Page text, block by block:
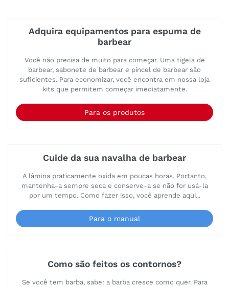
Adquira equipamentos para espuma de
barbear
Você não precisa de muito para começar. Uma tigela de
barbear, sabonete de barbear e pincel de barbear são
suficientes. Para economizar, você encontra em nossa loja
kits que permitem começar imediatamente.
Para os produtos
Cuide da sua navalha de barbear
A lâmina praticamente oxida em poucas horas. Portanto,
mantenha-a sempre seca e conserve-a se não for usá-la
por um tempo. Como fazer isso, você aprende aqui...
Para o manual
Como são feitos os contornos?
Se você tem barba, sabe: a barba cresce como quer. Para